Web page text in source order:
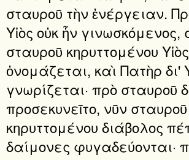
σταυροῦ τὴν ἐνέργειαν.
Υἱὸς οὐκ ἦν γινωσκόμενος,
σταυροῦ κηρυττομένου Υἱὸς
ὀνομάζεται, καὶ Πατὴρ δι'
γνωρίζεται· πρὸ σταυροῦ
προσεκυνεῖτο, νῦν σταυροῦ
κηρυττομένου διάβολος
δαίμονες φυγαδεύονται·